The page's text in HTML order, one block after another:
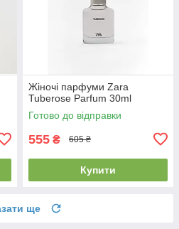
Жіночі парфуми Zara
Tuberose Parfum 30ml
Готово до відправки
555 ₴ 605 ₴
Купити
ще